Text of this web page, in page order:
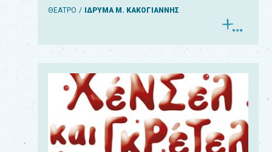
ΘΕΑΤΡΟ ΙΔΡΥΜΑ Μ. ΚΑΚΟΓΙΑΝΝΗΣ